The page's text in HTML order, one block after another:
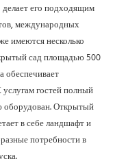
его подходящим
международных
имеются несколько
сад площадью 500
обеспечивает
гостей полный
оборудован. Открытый
в себе ландшафт и
потребности в